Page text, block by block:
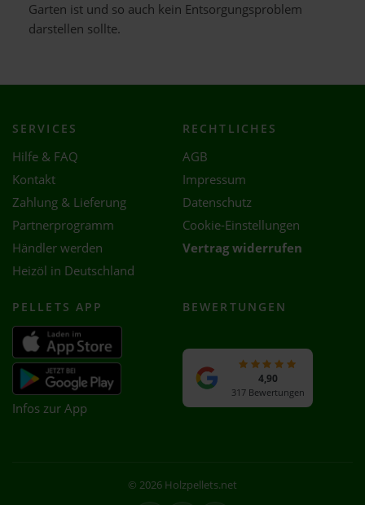
Garten ist und so auch kein Entsorgungsproblem
darstellen sollte.
SERVICES
Hilfe & FAQ
Kontakt
Zahlung & Lieferung
Partnerprogramm
Händler werden
Heizöl in Deutschland
RECHTLICHES
AGB
Impressum
Datenschutz
Cookie-Einstellungen
Vertrag widerrufen
PELLETS APP
Infos zur App
BEWERTUNGEN
4,90
317 Bewertungen
© 2026 Holzpellets.net